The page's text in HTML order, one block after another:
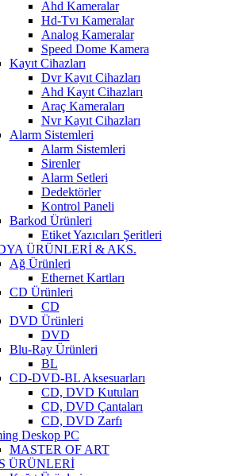
Ahd Kameralar
Hd-Tvı Kameralar
Analog Kameralar
Speed Dome Kamera
Kayıt Cihazları
Dvr Kayıt Cihazları
Ahd Kayıt Cihazları
Araç Kameraları
Nvr Kayıt Cihazları
Alarm Sistemleri
Alarm Sistemleri
Sirenler
Alarm Setleri
Dedektörler
Kontrol Paneli
Barkod Ürünleri
Etiket Yazıcıları Şeritleri
ÜRÜNLERİ & AKS.
Ağ Ürünleri
Ethernet Kartları
CD Ürünleri
CD
DVD Ürünleri
DVD
Blu-Ray Ürünleri
BL
CD-DVD-BL Aksesuarları
CD, DVD Kutuları
CD, DVD Çantaları
CD, DVD Zarfı
Deskop PC
MASTER OF ART
ÜRÜNLERİ